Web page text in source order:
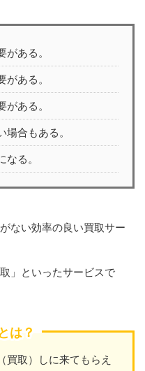
ある。
ある。
ある。
合もある。
る。
ない効率の良い買取サー
」といったサービスで
は？
買取）しに来てもらえ